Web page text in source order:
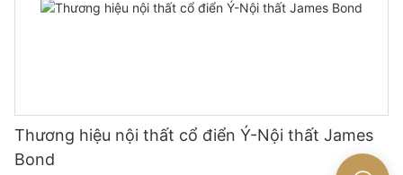
Thương hiệu nội thất cổ điển Ý-Nội thất James
Bond